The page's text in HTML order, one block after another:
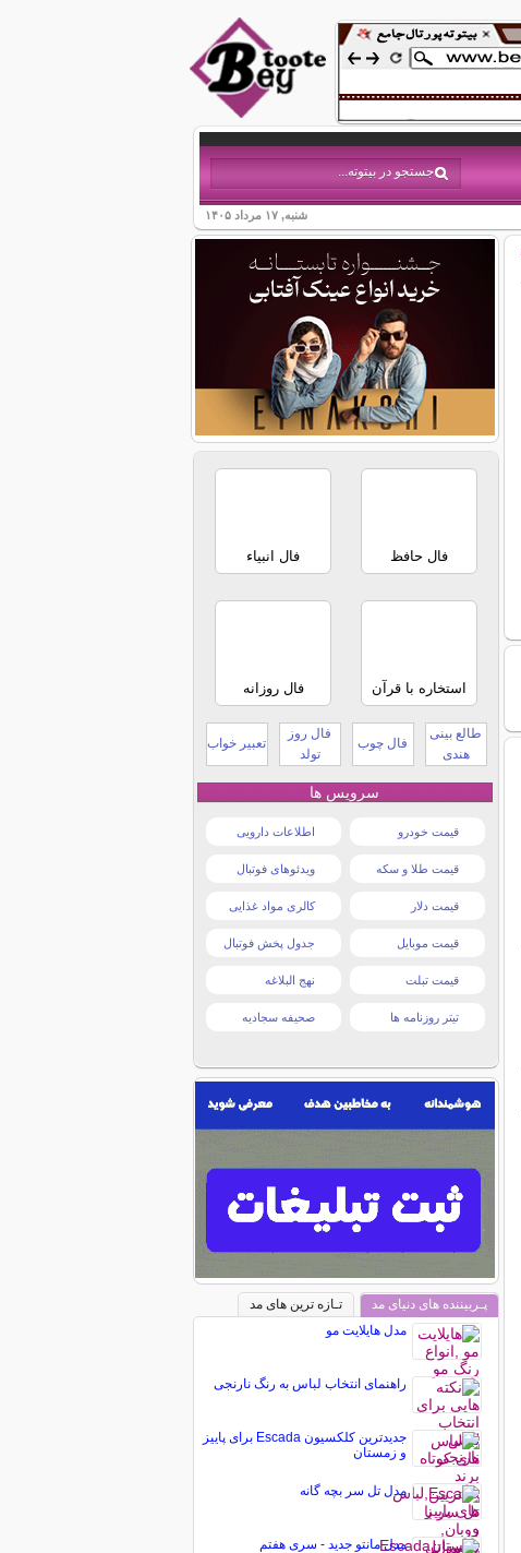
شنبه, ۱۷ مرداد ۱۴۰۵
فال حافظ فال انبیاء
استخاره با قرآن فال روزانه
طالع بینی
هندی
فال چوب
فال روز
تولد
تعبیر خواب
سرویس ها
قیمت خودرو اطلاعات دارویی
قیمت طلا و سکه ویدئوهای فوتبال
قیمت دلار کالری مواد غذایی
قیمت موبایل جدول پخش فوتبال
قیمت تبلت نهج البلاغه
تیتر روزنامه ها صحیفه سجادیه
پـربیننده های دنیای مد
تـازه ترین های مد
مدل هایلایت مو
راهنمای انتخاب لباس به رنگ نارنجی
جدیدترین کلکسیون Escada برای پاییز
و زمستان
مدل تل سر بچه گانه
مدل مانتو جدید - سری هفتم